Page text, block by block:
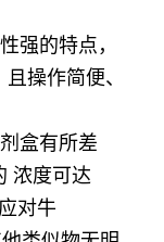
强的特点，
操作简便、
盒有所差
浓度可达
对牛